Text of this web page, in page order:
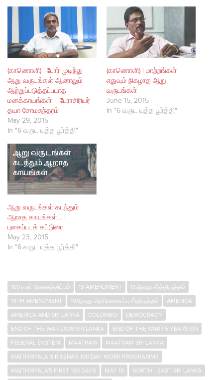
(காணொளி) | போர் முடிந்து
ஆறு வருடங்கள் ஆனாலும்
ஆற்றுப்படுத்தப்படாத
மனக்காயங்கள் – பேராசிரியர்
தயா சோமசுந்தரம்
May 29, 2015
In "6 வருட யுத்த பூர்த்தி"
(காணொளி) | மாற்றங்கள்
எதுவும் நிகழாத ஆறு
வருடங்கள்
June 15, 2015
In "6 வருட யுத்த பூர்த்தி"
ஆறு வருடங்கள் கடந்தும்
ஆறாத காயங்கள்… |
புகைப்படக் கட்டுரை
May 23, 2015
In "6 வருட யுத்த பூர்த்தி"
100 நாள் வேலைத்திட்டம் 13 AMENDMENT
13ஆவது சீர்த்திருத்தம்
19TH AMENDMENT
19ஆவது அரசியலமைப்பு சீர்திருத்தம்
AMERICA
AMERICA AND SRI LANKA
COLOMBO
DEMOCRACY
END OF THE WAR 2009 SRI LANKA
END OF THE WAR | 5 YEARS ON
FEDERAL SYSTEM
MAATRAM
MAATRAM SRI LANKA
MAITHRIPALA SIRISENA'S 100 DAY WORK PROGRAMME
MAITHRIPALA'S FIRST 100 DAYS
MAY 19
NORTH - EAST SRI LANKA